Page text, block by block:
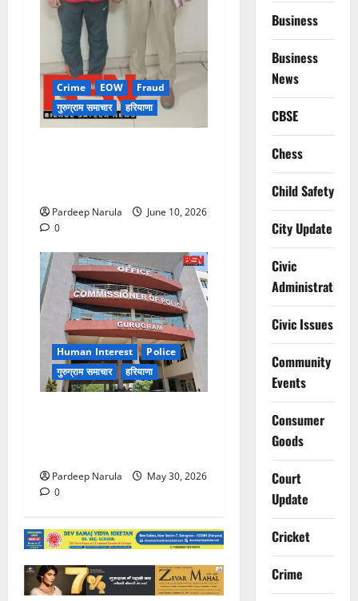
Crime EOW
Fraud
गुरुग्राम समाचार
हरियाणा
Pardeep Narula
June 10, 2026
0
Human Interest
Police
गुरुग्राम समाचार
हरियाणा
Pardeep Narula
May 30, 2026
0
Business
Business
News
CBSE
Chess
Child Safety
City Update
Civic
Administration
Civic Issues
Community
Events
Consumer
Goods
Court
Update
Cricket
Crime